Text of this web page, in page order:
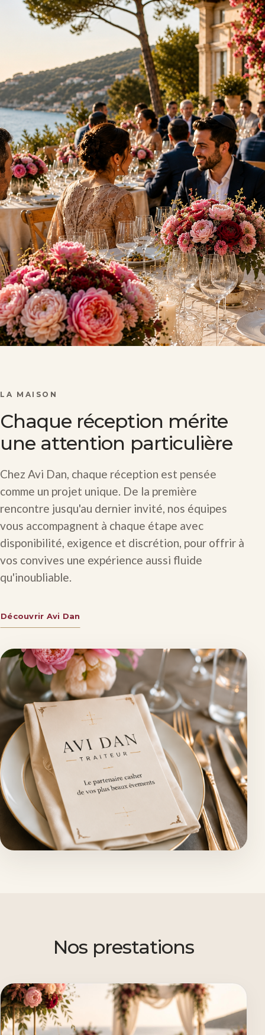
LA MAISON
Chaque réception mérite
une attention particulière
Chez Avi Dan, chaque réception est pensée
comme un projet unique. De la première
rencontre jusqu'au dernier invité, nos équipes
vous accompagnent à chaque étape avec
disponibilité, exigence et discrétion, pour offrir à
vos convives une expérience aussi fluide
qu'inoubliable.
Découvrir Avi Dan
Nos prestations